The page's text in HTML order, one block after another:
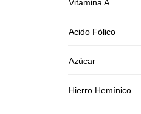
Vitamina A
Acido Fólico
Azúcar
Hierro Hemínico